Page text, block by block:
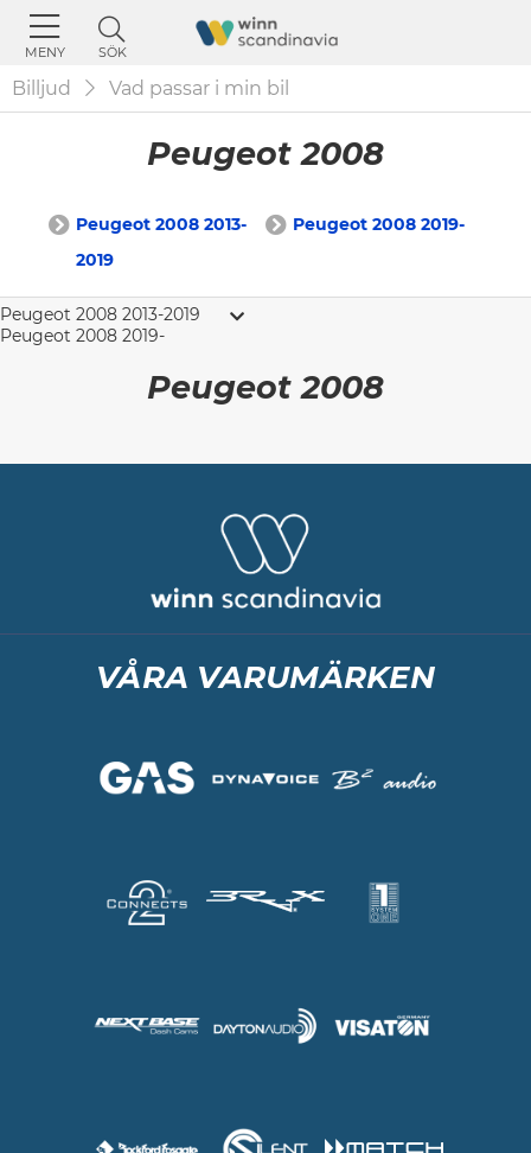
MENY SÖK
Billjud Vad passar i min bil
Peugeot 2008
Peugeot 2008 2013-
2019
Peugeot 2008 2019-
Peugeot 2008 2013-2019
Peugeot 2008 2019-
Peugeot 2008
VÅRA VARUMÄRKEN